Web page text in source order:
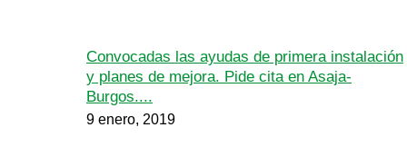
Convocadas las ayudas de primera instalación
y planes de mejora. Pide cita en Asaja-
Burgos....
9 enero, 2019